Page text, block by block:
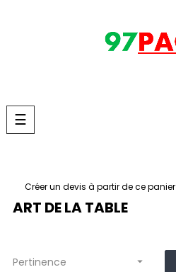
Basculer
la
☰
Créer un devis à partir de ce panier
ART DE LA TABLE
Pertinence 